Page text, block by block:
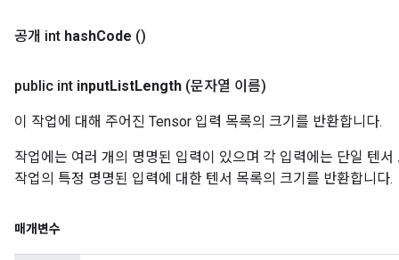
공개 int hashCode ()
public int inputListLength (문자열 이름)
이 작업에 대해 주어진 Tensor 입력 목록의 크기를 반환합니다.
작업에는 여러 개의 명명된 입력이 있으며 각 입력에는 단일 텐
작업의 특정 명명된 입력에 대한 텐서 목록의 크기를 반환합니다.
매개변수